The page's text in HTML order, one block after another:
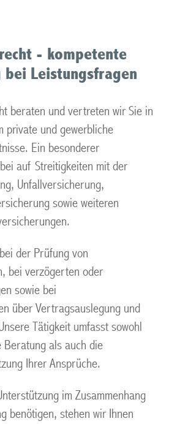
- kompetente
Leistungsfragen
beraten und vertreten wir Sie in
private und gewerbliche
Ein besonderer
auf Streitigkeiten mit der
Unfallversicherung,
sowie weiteren
der Prüfung von
bei verzögerten oder
sowie bei
über Vertragsauslegung und
Tätigkeit umfasst sowohl
als auch die
Ihrer Ansprüche.
im Zusammenhang
benötigen, stehen wir Ihnen